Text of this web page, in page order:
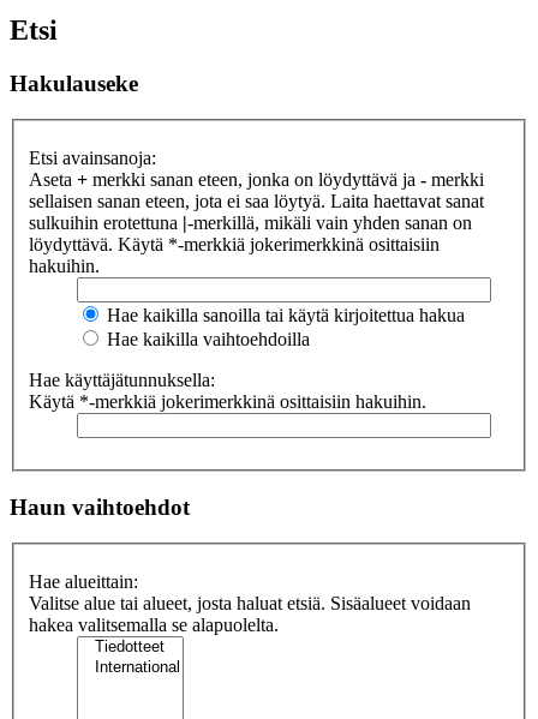
Etsi
Hakulauseke
Etsi avainsanoja:
Aseta + merkki sanan eteen, jonka on löydyttävä ja - merkki
sellaisen sanan eteen, jota ei saa löytyä. Laita haettavat sanat
sulkuihin erotettuna |-merkillä, mikäli vain yhden sanan on
löydyttävä. Käytä *-merkkiä jokerimerkkinä osittaisiin
hakuihin.
Hae kaikilla sanoilla tai käytä kirjoitettua hakua
Hae kaikilla vaihtoehdoilla
Hae käyttäjätunnuksella:
Käytä *-merkkiä jokerimerkkinä osittaisiin hakuihin.
Haun vaihtoehdot
Hae alueittain:
Valitse alue tai alueet, josta haluat etsiä. Sisäalueet voidaan
hakea valitsemalla se alapuolelta.